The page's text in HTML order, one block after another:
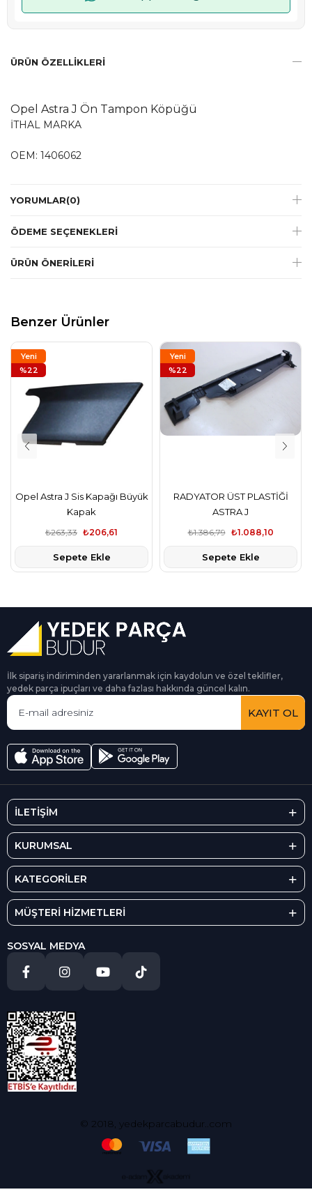
ÜRÜN ÖZELLIKLERI
​​​​​​Opel Astra J Ön Tampon Köpüğü
İTHAL MARKA
OEM: 1406062
YORUMLAR(0)
ÖDEME SEÇENEKLERI
ÜRÜN ÖNERILERI
Benzer Ürünler
Opel Astra J Sis Kapağı Büyük
Kapak
₺206,61
₺263,33
Sepete Ekle
Yeni
Ürün
%22
RADYATOR ÜST PLASTİĞİ
ASTRA J
₺1.088,10
₺1.386,79
Sepete Ekle
Yeni
Ürün
%22
İlk sipariş indiriminden yararlanmak için kaydolun ve özel teklifler,
yedek parça ipuçları ve daha fazlası hakkında güncel kalın.
KAYIT OL
İLETİŞİM
KURUMSAL
KATEGORİLER
MÜŞTERİ HİZMETLERİ
SOSYAL MEDYA
© 2018, yedekparcabudur..com